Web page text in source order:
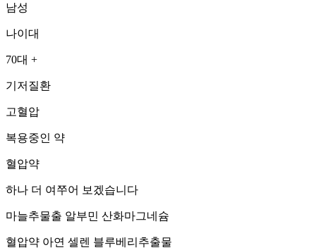
남성
나이대
70대 +
기저질환
고혈압
복용중인 약
혈압약
하나 더 여쭈어 보겠습니다
마늘추물출 알부민 산화마그네슘
혈압약 아연 셀렌 블루베리추출물